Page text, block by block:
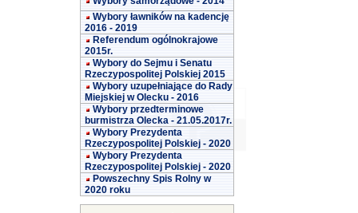
Wybory ławników na kadencję
2016 - 2019
Referendum ogólnokrajowe
2015r.
Wybory do Sejmu i Senatu
Rzeczypospolitej Polskiej 2015
Wybory uzupełniające do Rady
Miejskiej w Olecku - 2016
Wybory przedterminowe
burmistrza Olecka - 21.05.2017r.
Wybory Prezydenta
Rzeczypospolitej Polskiej - 2020
Wybory Prezydenta
Rzeczypospolitej Polskiej - 2020
Powszechny Spis Rolny w
2020 roku